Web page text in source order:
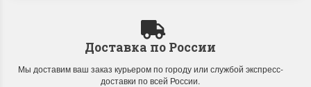
Доставка по России
Мы доставим ваш заказ курьером по городу или службой экспресс-
доставки по всей России.